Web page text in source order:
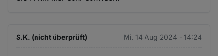
S.K. (nicht überprüft) Mi. 14 Aug 2024 - 14:24